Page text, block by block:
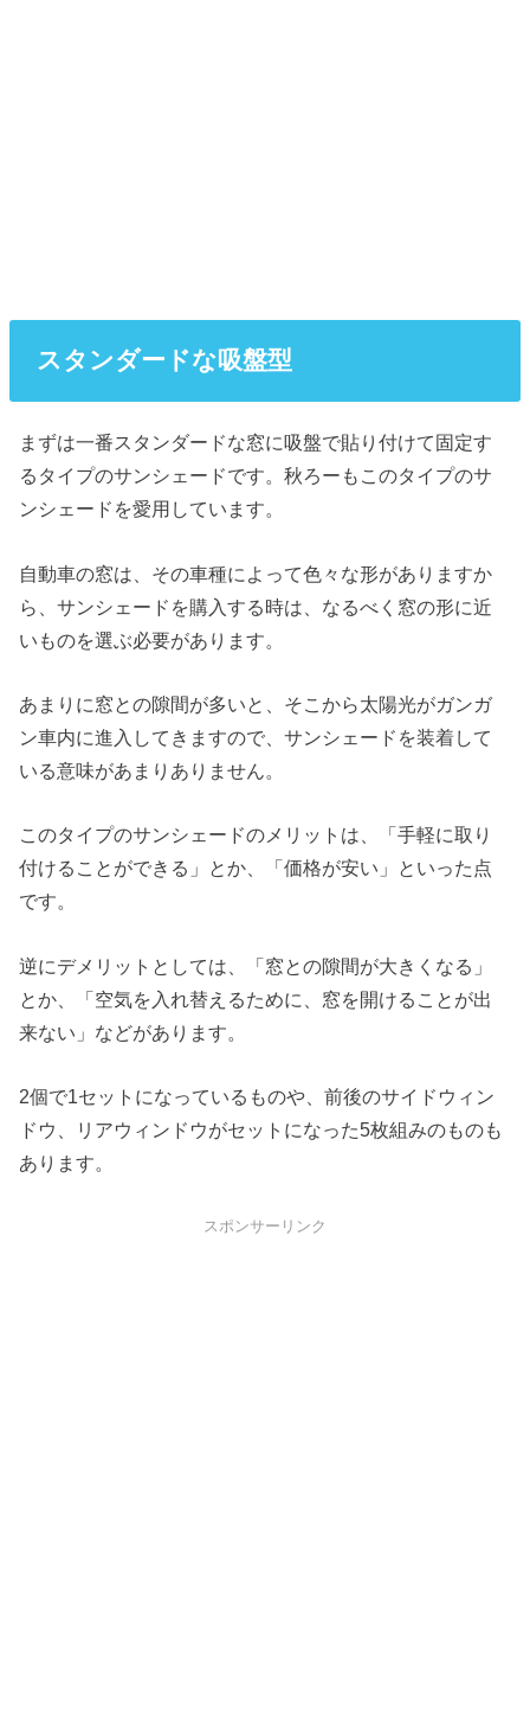
スタンダードな吸盤型
まずは一番スタンダードな窓に吸盤で貼り付けて固定す
るタイプのサンシェードです。秋ろーもこのタイプのサ
ンシェードを愛用しています。
自動車の窓は、その車種によって色々な形がありますか
ら、サンシェードを購入する時は、なるべく窓の形に近
いものを選ぶ必要があります。
あまりに窓との隙間が多いと、そこから太陽光がガンガ
ン車内に進入してきますので、サンシェードを装着して
いる意味があまりありません。
このタイプのサンシェードのメリットは、「手軽に取り
付けることができる」とか、「価格が安い」といった点
です。
逆にデメリットとしては、「窓との隙間が大きくなる」
とか、「空気を入れ替えるために、窓を開けることが出
来ない」などがあります。
2個で1セットになっているものや、前後のサイドウィン
ドウ、リアウィンドウがセットになった5枚組みのものも
あります。
スポンサーリンク